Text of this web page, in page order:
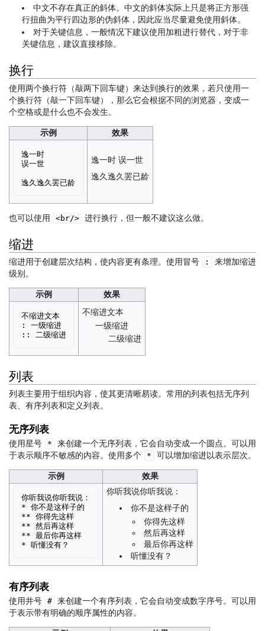
中文不存在真正的斜体。中文的斜体实际上只是将正方形强
行扭曲为平行四边形的伪斜体，因此应当尽量避免使用斜体。
对于关键信息，一般情况下建议使用加粗进行替代，对于非
关键信息，建议直接移除。
换行
使用两个换行符（敲两下回车键）来达到换行的效果，若只使用一
个换行符（敲一下回车键），那么它会根据不同的浏览器，变成一
个空格或是什么也不会发生。
示例 效果
逸一时
误一世
逸久逸久罢已龄
逸一时 误一世
逸久逸久罢已龄
也可以使用 <br/> 进行换行，但一般不建议这么做。
缩进
缩进用于创建层次结构，使内容更有条理。使用冒号 :
来增加缩进
级别。
示例 效果
不缩进文本
: 一级缩进
:: 二级缩进
不缩进文本
一级缩进
二级缩进
列表
列表主要用于组织内容，使其更清晰易读。常用的列表包括无序列
表、有序列表和定义列表。
无序列表
使用星号 *
来创建一个无序列表，它会自动变成一个圆点。可以用
于表示顺序不敏感的内容。使用多个
* 可以增加缩进以表示层次。
示例 效果
你听我说你听我说：
* 你不是这样子的
** 你得先这样
** 然后再这样
** 最后你再这样
你听我说你听我说：
你不是这样子的
你得先这样
然后再这样
最后你再这样
听懂没有？
有序列表
使用井号 # 来创建一个有序列表，它会自动变成数字序号。可以用
于表示带有明确的顺序属性的内容。